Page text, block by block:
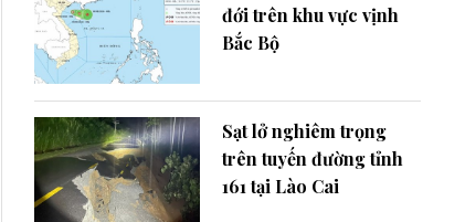
đới trên khu vực vịnh
Bắc Bộ
Sạt lở nghiêm trọng
trên tuyến đường tỉnh
161 tại Lào Cai